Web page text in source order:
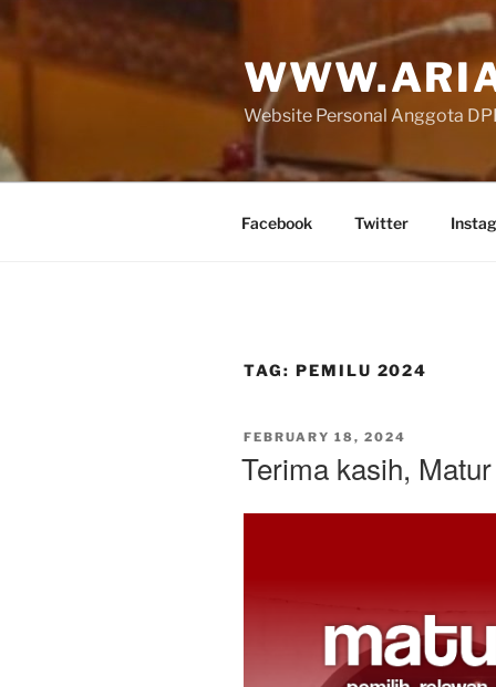
content
Website Personal Anggota
Facebook Twitter
TAG: PEMILU 2024
POSTED
FEBRUARY 18, 2024
Terima kasih,